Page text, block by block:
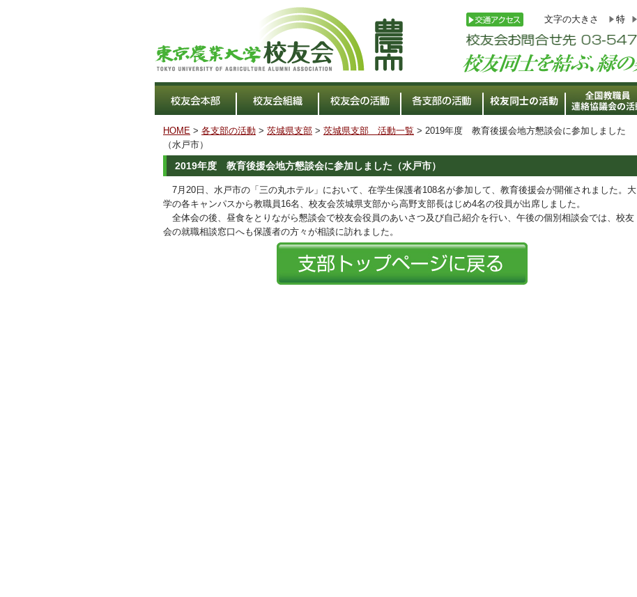
文字の大きさ 特
HOME > 各支部の活動 > 茨城県支部 > 茨城県支部 活動一覧 > 2019年度 教育後援会地方懇談会に参加しました
（水戸市）
2019年度 教育後援会地方懇談会に参加しました（水戸市）
7月20日、水戸市の「三の丸ホテル」において、在学生保護者108名が参加して、教育後援会が開催されました。大
学の各キャンパスから教職員16名、校友会茨城県支部から高野支部長はじめ4名の役員が出席しました。
全体会の後、昼食をとりながら懇談会で校友会役員のあいさつ及び自己紹介を行い、午後の個別相談会では、校友
会の就職相談窓口へも保護者の方々が相談に訪れました。